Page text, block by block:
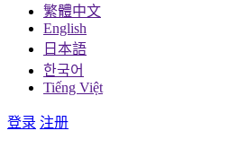
繁體中文
English
日本語
한국어
Tiếng Việt
登录 注册